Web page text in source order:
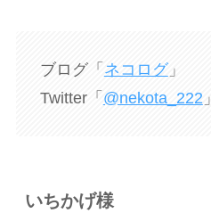
ブログ「 ネコログ」
Twitter「 @nekota_222」
いちかげ様